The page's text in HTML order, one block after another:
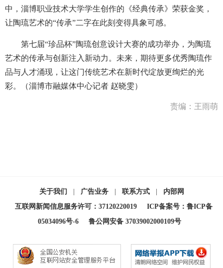
中，淄博职业技术大学学生创作的《经典传承》荣获金奖，
让陶琉艺术的“传承”二字在此刻变得具象可感。
第七届“珍品杯”陶琉创意设计大赛的成功举办，为陶琉
艺术的传承与创新注入新动力。未来，期待更多优秀陶琉作
品与人才涌现，让这门传统艺术在新时代绽放更绚烂的光
彩。（淄博市融媒体中心记者 赵晓雯）
责编：王雨萌
关于我们 广告业务 联系方式
内部网
互联网新闻信息服务许可：37120220019
ICP备案号：鲁ICP备
05034096号-6
鲁公网安备 37039002000109号